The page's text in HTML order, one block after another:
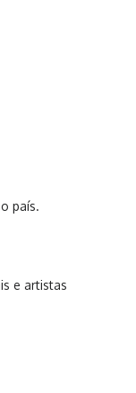
país.
e artistas